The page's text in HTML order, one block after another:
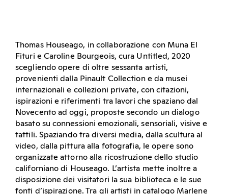
Thomas Houseago, in collaborazione con Muna El
Fituri e Caroline Bourgeois, cura Untitled, 2020
scegliendo opere di oltre sessanta artisti,
provenienti dalla Pinault Collection e da musei
internazionali e collezioni private, con citazioni,
ispirazioni e riferimenti tra lavori che spaziano dal
Novecento ad oggi, proposte secondo un dialogo
basato su connessioni emozionali, sensoriali, visive e
tattili. Spaziando tra diversi media, dalla scultura al
video, dalla pittura alla fotografia, le opere sono
organizzate attorno alla ricostruzione dello studio
californiano di Houseago. L’artista mette inoltre a
disposizione dei visitatori la sua biblioteca e le sue
fonti d’ispirazione. Tra gli artisti in catalogo Marlene